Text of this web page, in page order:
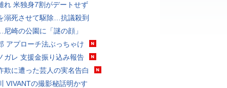
れ 米独身7割がデートせず
溺死させて駆除…抗議殺到
崎の公園に「謎の顔」
アプローチ法ぶっちゃけ
ガレ 支援金振り込み報告
欺に遭った芸人の実名告白
VIVANTの撮影秘話明かす